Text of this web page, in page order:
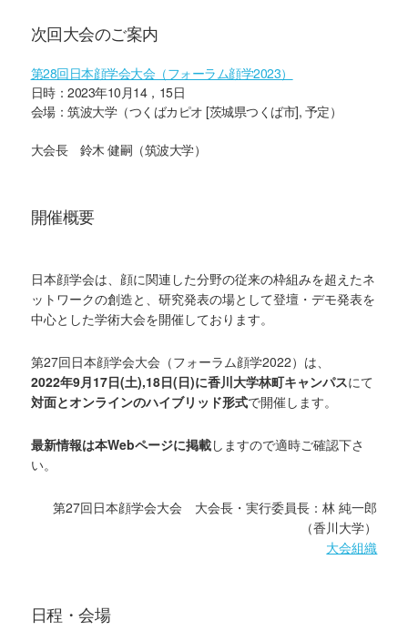
次回大会のご案内
第28回日本顔学会大会（フォーラム顔学2023）
日時：2023年10月14，15日
会場：筑波大学（つくばカピオ [茨城県つくば市], 予定）
大会長 鈴木 健嗣（筑波大学）
開催概要
日本顔学会は、顔に関連した分野の従来の枠組みを超えたネ
ットワークの創造と、研究発表の場として登壇・デモ発表を
中心とした学術大会を開催しております。
第27回日本顔学会大会（フォーラム顔学2022）は、
2022年9月17日(土),18日(日)に香川大学林町キャンパスにて
対面とオンラインのハイブリッド形式で開催します。
最新情報は本Webページに掲載しますので適時ご確認下さ
い。
第27回日本顔学会大会 大会長・実行委員長：林 純一郎
（香川大学）
大会組織
日程・会場